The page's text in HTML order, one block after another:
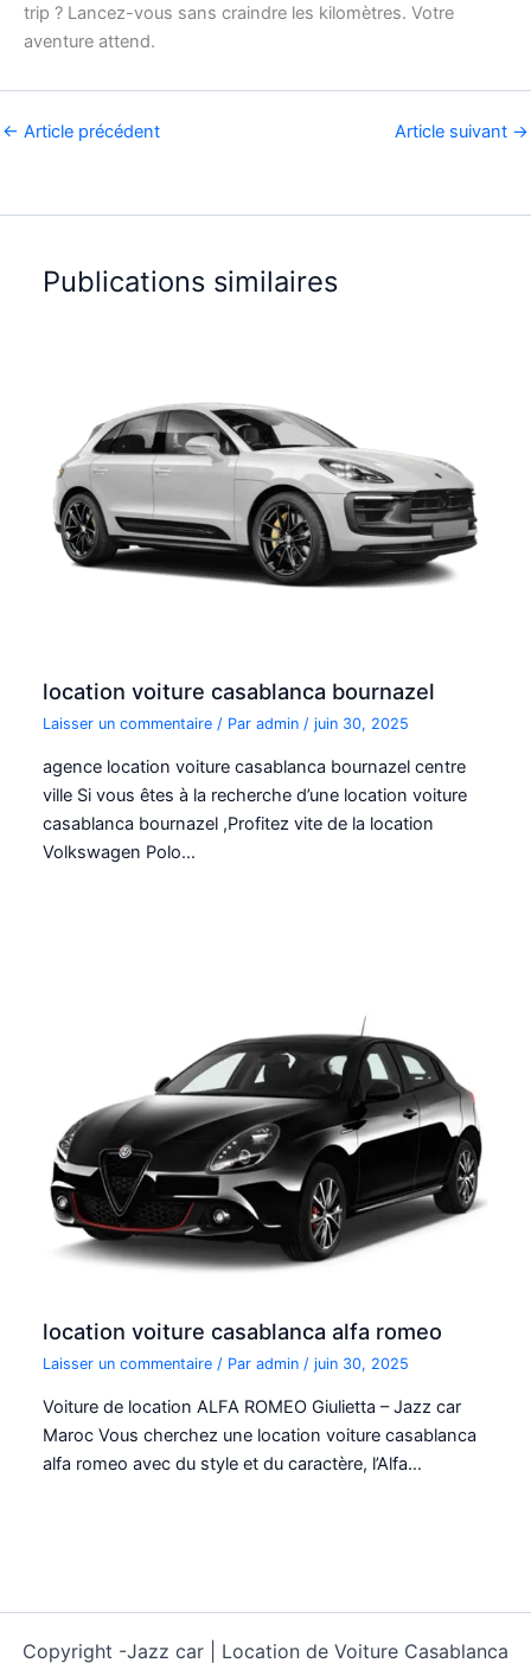
trip ? Lancez-vous sans craindre les kilomètres. Votre
aventure attend.
← Article précédent Article suivant →
Publications similaires
location voiture casablanca bournazel
Laisser un commentaire / Paradmin /juin 30, 2025
agence location voiture casablanca bournazel centre
ville Si vous êtes à la recherche d’une location voiture
casablanca bournazel ,Profitez vite de la location
Volkswagen Polo…
location voiture casablanca alfa romeo
Laisser un commentaire / Paradmin /juin 30, 2025
Voiture de location ALFA ROMEO Giulietta – Jazz car
Maroc Vous cherchez une location voiture casablanca
alfa romeo avec du style et du caractère, l’Alfa…
Copyright -Jazz car | Location de Voiture Casablanca